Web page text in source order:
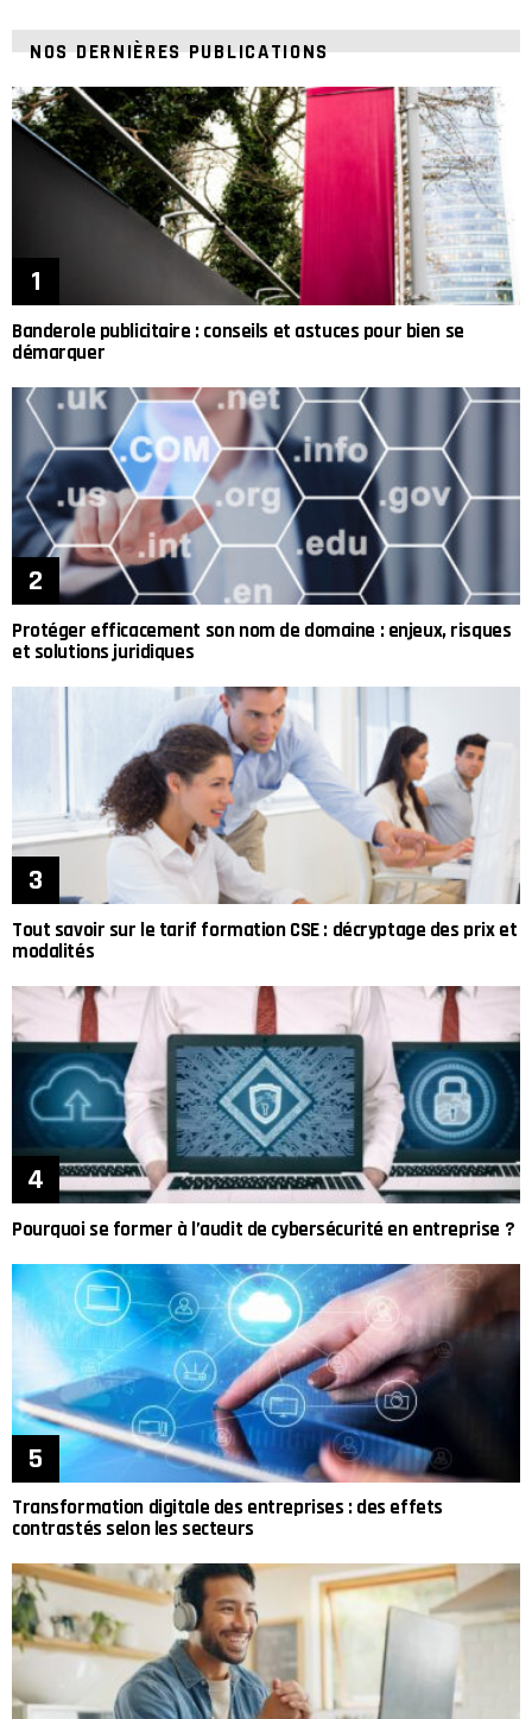
NOS DERNIÈRES PUBLICATIONS
Banderole publicitaire : conseils et astuces pour bien se
démarquer
Protéger efficacement son nom de domaine : enjeux, risques
et solutions juridiques
Tout savoir sur le tarif formation CSE : décryptage des prix et
modalités
Pourquoi se former à l’audit de cybersécurité en entreprise ?
Transformation digitale des entreprises : des effets
contrastés selon les secteurs